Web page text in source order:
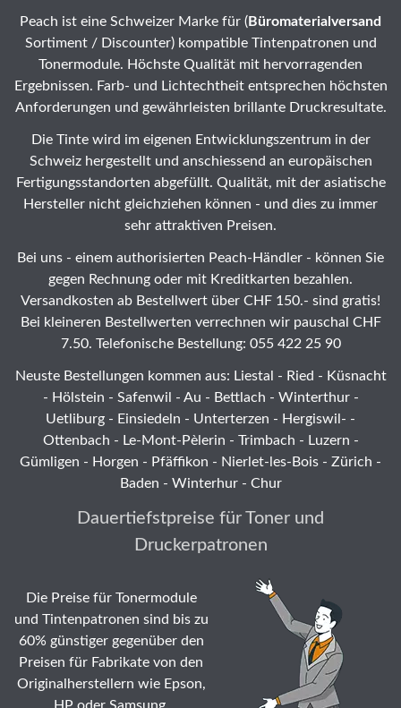
Peach ist eine Schweizer Marke für (Büromaterialversand
Sortiment / Discounter) kompatible Tintenpatronen und
Tonermodule. Höchste Qualität mit hervorragenden
Ergebnissen. Farb- und Lichtechtheit entsprechen höchsten
Anforderungen und gewährleisten brillante Druckresultate.
Die Tinte wird im eigenen Entwicklungszentrum in der
Schweiz hergestellt und anschiessend an europäischen
Fertigungsstandorten abgefüllt. Qualität, mit der asiatische
Hersteller nicht gleichziehen können - und dies zu immer
sehr attraktiven Preisen.
Bei uns - einem authorisierten Peach-Händler - können Sie
gegen Rechnung oder mit Kreditkarten bezahlen.
Versandkosten ab Bestellwert über CHF 150.- sind gratis!
Bei kleineren Bestellwerten verrechnen wir pauschal CHF
7.50. Telefonische Bestellung: 055 422 25 90
Neuste Bestellungen kommen aus: Liestal - Ried - Küsnacht
- Hölstein - Safenwil - Au - Bettlach - Winterthur-
Uetliburg - Einsiedeln - Unterterzen - Hergiswil- -
Ottenbach - Le-Mont-Pèlerin - Trimbach - Luzern -
Gümligen - Horgen - Pfäffikon - Nierlet-les-Bois - Zürich -
Baden - Winterhur - Chur
Dauertiefstpreise für Toner und
Druckerpatronen
Die Preise für Tonermodule
und Tintenpatronen sind bis zu
60% günstiger gegenüber den
Preisen für Fabrikate von den
Originalherstellern wie Epson,